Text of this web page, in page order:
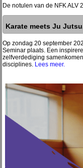
De notulen van de NFK ALV
Karate meets Ju
Op zondag 20 september
Seminar plaats. Een
zelfverdediging
disciplines. Lees meer.